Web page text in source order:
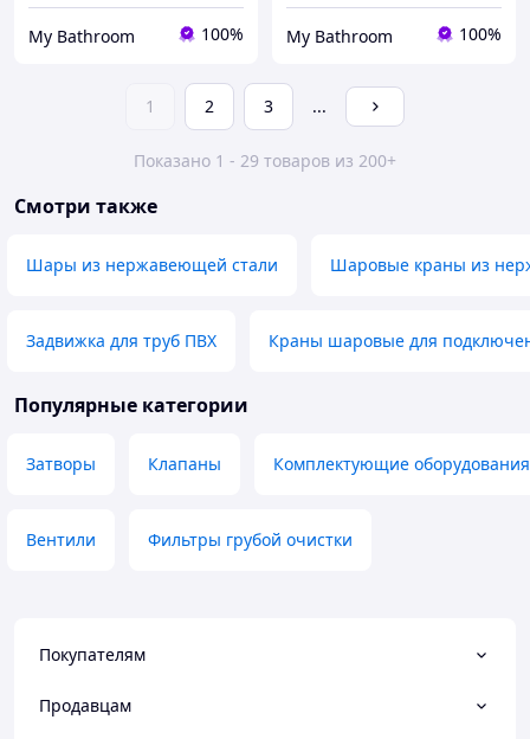
My Bathroom 100% My Bathroom 100%
1 2 3 ...
Показано 1 - 29 товаров из 200+
Смотри также
Шары из нержавеющей стали Шаровые краны из
Задвижка для труб ПВХ Краны шаровые для
Популярные категории
Затворы Клапаны Комплектующие
Вентили Фильтры грубой очистки
Покупателям
Продавцам